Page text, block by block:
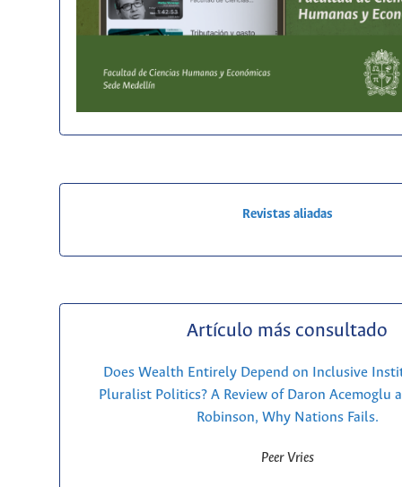
Revistas aliadas
Artículo más consultado
Does Wealth Entirely Depend on Inclusive
Pluralist Politics? A Review of Daron Acemoglu
Robinson, Why Nations Fails.
Peer Vries